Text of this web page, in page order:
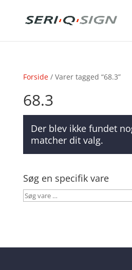
Forside/ Varer tagged “68.3”
68.3
Der blev ikke fundet
matcher dit valg.
Søg en specifik vare
Søg